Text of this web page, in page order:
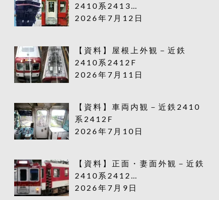
2410系2413…
2026年7月12日
【資料】屋根上外観－近鉄
2410系2412F
2026年7月11日
【資料】車両内観－近鉄2410
系2412F
2026年7月10日
【資料】正面・妻面外観－近鉄
2410系2412…
2026年7月9日